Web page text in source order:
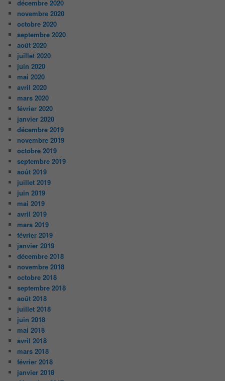
décembre 2020
novembre 2020
octobre 2020
septembre 2020
août 2020
juillet 2020
juin 2020
mai 2020
avril 2020
mars 2020
février 2020
janvier 2020
décembre 2019
novembre 2019
octobre 2019
septembre 2019
août 2019
juillet 2019
juin 2019
mai 2019
avril 2019
mars 2019
février 2019
janvier 2019
décembre 2018
novembre 2018
octobre 2018
septembre 2018
août 2018
juillet 2018
juin 2018
mai 2018
avril 2018
mars 2018
février 2018
janvier 2018